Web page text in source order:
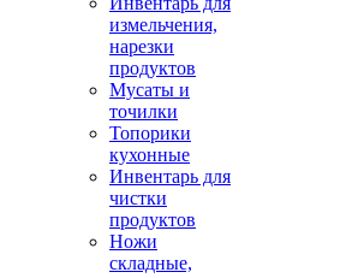
измельчения,
нарезки
продуктов
Мусаты и
точилки
Топорики
кухонные
Инвентарь для
чистки
продуктов
Ножи
складные,